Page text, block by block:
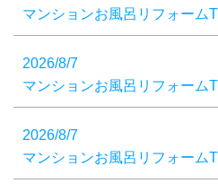
マンションお風呂リフォーム
2026/8/7
マンションお風呂リフォーム
2026/8/7
マンションお風呂リフォーム